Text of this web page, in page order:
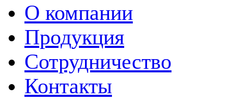
О компании
Продукция
Сотрудничество
Контакты